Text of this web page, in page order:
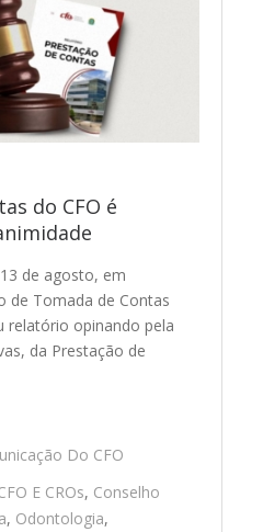
do CFO é
de agosto, em
de Tomada de Contas
relatório opinando pela
da Prestação de
Do CFO
E CROs, Conselho
, Odontologia,